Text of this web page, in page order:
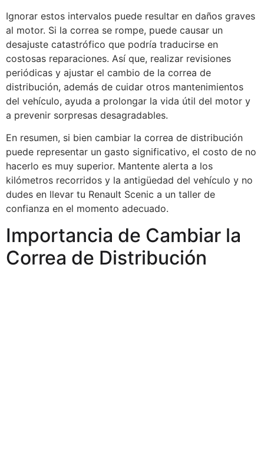
Ignorar estos intervalos puede resultar en daños graves
al motor. Si la correa se rompe, puede causar un
desajuste catastrófico que podría traducirse en
costosas reparaciones. Así que, realizar revisiones
periódicas y ajustar el cambio de la correa de
distribución, además de cuidar otros mantenimientos
del vehículo, ayuda a prolongar la vida útil del motor y
a prevenir sorpresas desagradables.
En resumen, si bien cambiar la correa de distribución
puede representar un gasto significativo, el costo de no
hacerlo es muy superior. Mantente alerta a los
kilómetros recorridos y la antigüedad del vehículo y no
dudes en llevar tu Renault Scenic a un taller de
confianza en el momento adecuado.
Importancia de Cambiar la
Correa de Distribución